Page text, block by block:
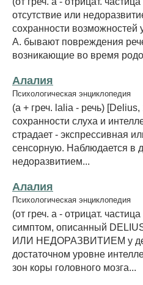
отсутствие или
сохранности
А. бывают повреждения
возникающие во время
Алалия
Психологическая энциклопедия
(а + греч. lalia - речь)
сохранности слуха и
страдает - экспрессивная
сенсорную. Наблюдается в
недоразвитием...
Алалия
Психологическая энциклопедия
(от греч. a - отрицат.
симптом, описанный
ИЛИ НЕДОРАЗВИТИЕМ у
достаточном уровне
зон коры головного мозга...